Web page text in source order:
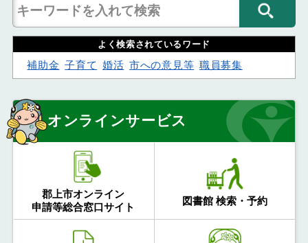
よく検索されているワード
補助金 子育て 婚活 市への意見等 職員募集
オンラインサービス
郡上市オンライン
申請等総合窓口サイト
図書館 検索・予約